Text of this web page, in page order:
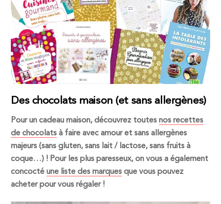
Des chocolats maison (et sans allergènes)
Pour un cadeau maison, découvrez toutesnos recettes
de chocolats à faire avec amour et sans allergènes
majeurs (sans gluten, sans lait / lactose, sans fruits à
coque…) ! Pour les plus paresseux, on vous a également
concoctéune liste des marques que vous pouvez
acheter pour vous régaler !